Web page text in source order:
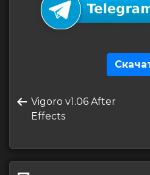
поПредыдущая
запись
Vigoro v1.06 After
Effects